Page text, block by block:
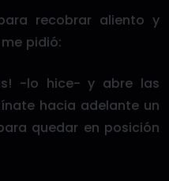
recobrar aliento y
pidió:
-lo hice- y abre las
hacia adelante un
quedar en posición